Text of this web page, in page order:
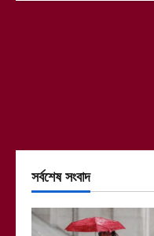
সর্বশেষ সংবাদ